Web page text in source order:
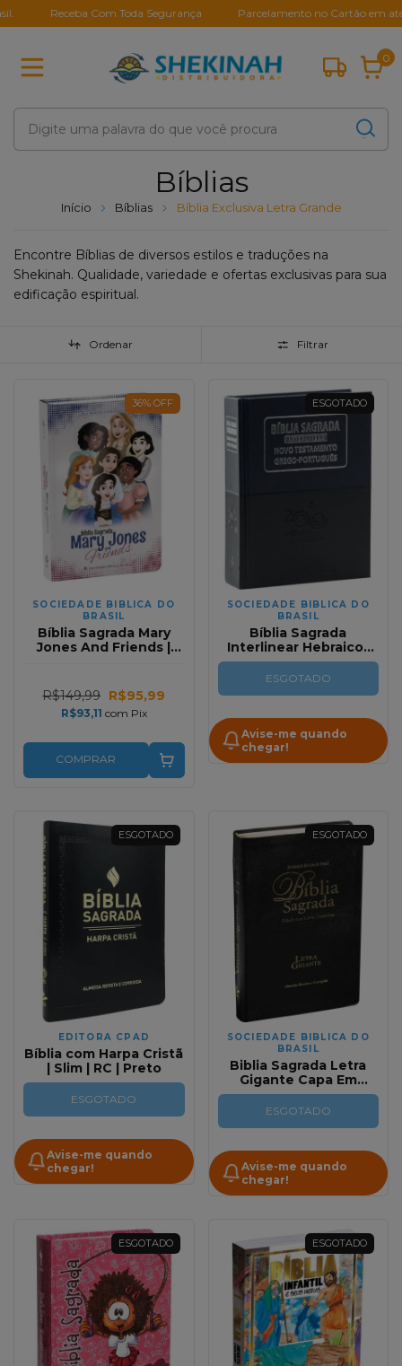
Receba Com Toda Segurança Parcelamento no Cartão em até 10X
0
Bíblias
Início Bíblias Bíblia Exclusiva Letra Grande
Encontre Bíblias de diversos estilos e traduções na
Shekinah. Qualidade, variedade e ofertas exclusivas para sua
edificação espiritual.
Ordenar Filtrar
36% OFF
SOCIEDADE BIBLICA DO
BRASIL
Bíblia Sagrada Mary
Jones And Friends |
R$149,99 R$95,99
R$93,11 com Pix
COMPRAR
ESGOTADO
SOCIEDADE BIBLICA DO
BRASIL
Bíblia Sagrada
Interlinear Hebraico-
Português / Grego-
Português
ESGOTADO
Avise-me quando
chegar!
ESGOTADO
EDITORA CPAD
Bíblia com Harpa Cristã
| Slim | RC | Preto
ESGOTADO
Avise-me quando
chegar!
ESGOTADO
SOCIEDADE BIBLICA DO
BRASIL
Biblia Sagrada Letra
Gigante Capa Em
Couro Sintetico Luxo
Preta + Palavras de
ESGOTADO
Avise-me quando
chegar!
ESGOTADO ESGOTADO